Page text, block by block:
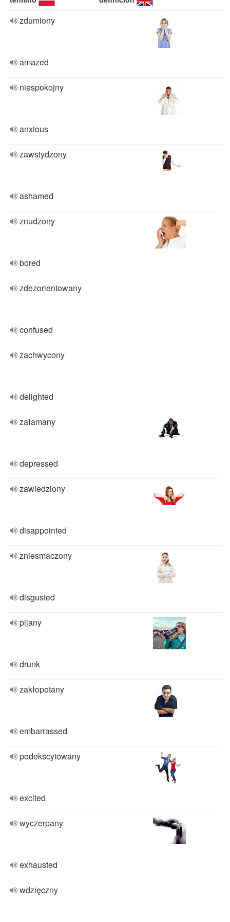
zdumiony
amazed
niespokojny
anxious
zawstydzony
ashamed
znudzony
bored
zdezorientowany
confused
zachwycony
delighted
załamany
depressed
zawiedziony
disappointed
zniesmaczony
disgusted
pijany
drunk
zakłopotany
embarrassed
podekscytowany
excited
wyczerpany
exhausted
wdzięczny